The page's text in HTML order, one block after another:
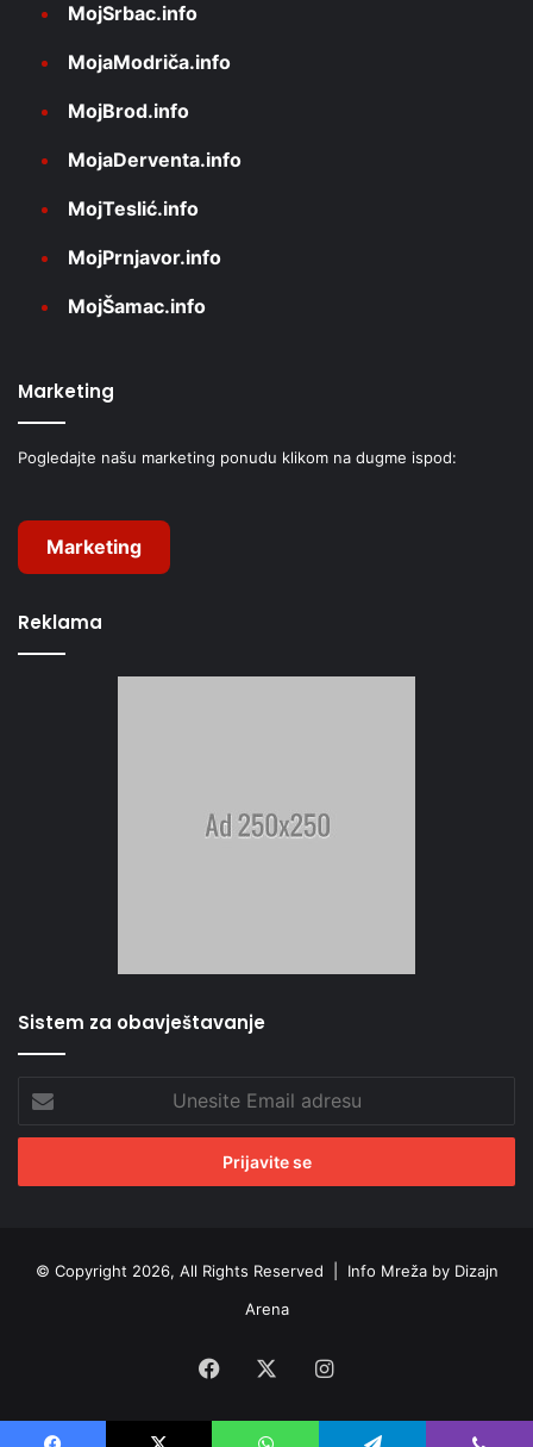
MojSrbac.info
MojaModriča.info
MojBrod.info
MojaDerventa.info
MojTeslić.info
MojPrnjavor.info
MojŠamac.info
Marketing
Pogledajte našu marketing ponudu klikom na dugme ispod:
Marketing
Reklama
Sistem za obavještavanje
Unesite
Email
adresu
© Copyright 2026, All Rights Reserved | Info Mreža by Dizajn
Arena
Facebook Instagram